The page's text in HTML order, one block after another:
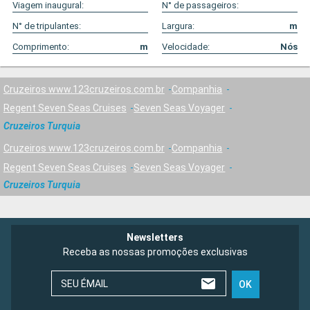
Viagem inaugural:
N° de passageiros:
N° de tripulantes:
Largura:
m
Comprimento:
m Velocidade: Nós
Cruzeiros www.123cruzeiros.com.br
Companhia
Regent Seven Seas Cruises
Seven Seas Voyager
Cruzeiros Turquia
Cruzeiros www.123cruzeiros.com.br
Companhia
Regent Seven Seas Cruises
Seven Seas Voyager
Cruzeiros Turquia
Newsletters
Receba as nossas promoções exclusivas
SEU ÉMAIL OK